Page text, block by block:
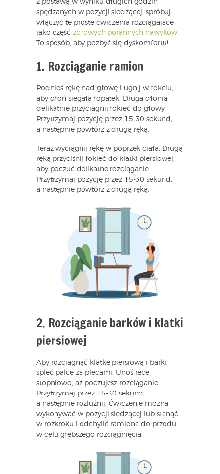
z postawą w wyniku długich godzin
spędzanych w pozycji siedzącej, spróbuj
włączyć te proste ćwiczenia rozciągające
jako część zdrowych porannych nawyków
To sposób, aby pozbyć się dyskomfortu!
1. Rozciąganie ramion
Podnieś rękę nad głowę i ugnij w łokciu,
aby dłoń sięgała łopatek. Drugą dłonią
delikatnie przyciągnij łokieć do głowy.
Przytrzymaj pozycję przez 15-30 sekund,
a następnie powtórz z drugą ręką.
Teraz wyciągnij rękę w poprzek ciała. Drugą
ręką przyciśnij łokieć do klatki piersiowej,
aby poczuć delikatne rozciąganie.
Przytrzymaj pozycję przez 15-30 sekund,
a następnie powtórz z drugą ręką.
2. Rozciąganie barków i klatki
piersiowej
Aby rozciągnąć klatkę piersiową i barki,
spleć palce za plecami. Unoś ręce
stopniowo, aż poczujesz rozciąganie.
Przytrzymaj przez 15-30 sekund,
a następnie rozluźnij. Ćwiczenie można
wykonywać w pozycji siedzącej lub stanąć
w rozkroku i odchylić ramiona do przodu
w celu głębszego rozciągnięcia.